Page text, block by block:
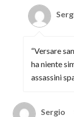
“Versare
ha niente
assassini
Sergio